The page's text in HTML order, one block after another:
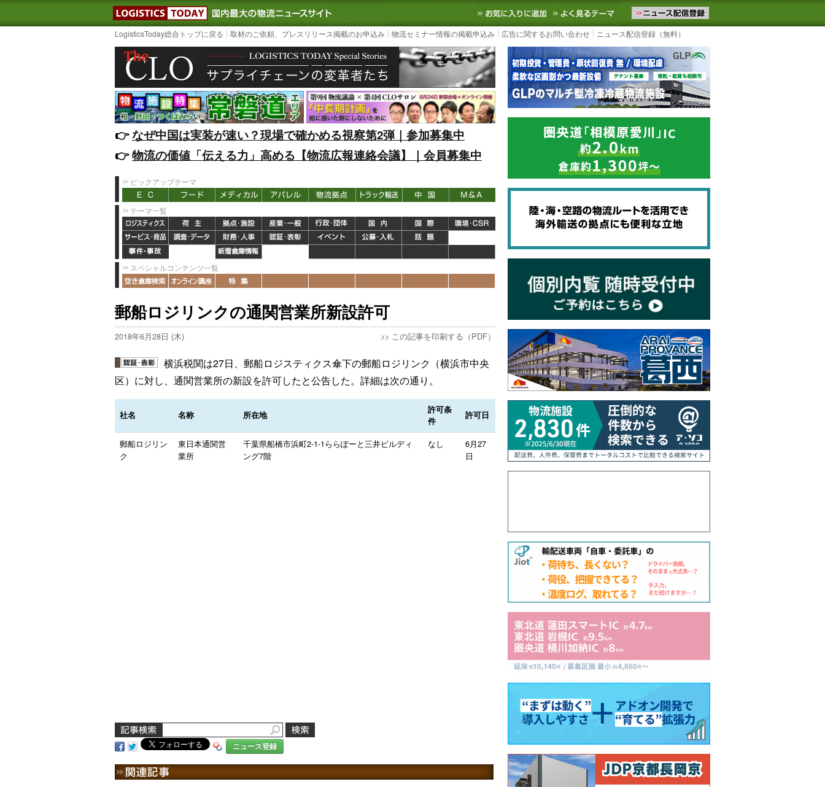
LOGISTICS TODAY｜国内最大の物流ニュースサイト3PL, SCMなど国内外の最新の物流ニュースをお届けします。物流ニュースメール配信を登録す
お気に入りに追加 よく見るテーマ
LogisticsToday総合トップに戻る 取材のご依頼、プレスリリース掲載のお申込み 物流セミナー情報の掲載申込み 広告に関するお問い合わせ ニュース配信登録（無料）
👉️なぜ中国は実装が速い？現場で確かめる視察第2弾｜参加募集中
👉️物流の価値「伝える力」高める【物流広報連絡会議】｜会員募集中
ピックアップテーマ
テーマ一覧
スペシャルコンテンツ一覧
郵船ロジリンクの通関営業所新設許可
2018年6月28日 (木) >> この記事を印刷する（PDF）
横浜税関は27日、郵船ロジスティクス傘下の郵船ロジリンク（横浜市中央
区）に対し、通関営業所の新設を許可したと公告した。詳細は次の通り。
社名 名称 所在地
許可条
件
許可日
郵船ロジリン
ク
東日本通関営
業所
千葉県船橋市浜町2-1-1ららぽーと三井ビルディ
ング7階
なし
6月27
日
ニュース登録